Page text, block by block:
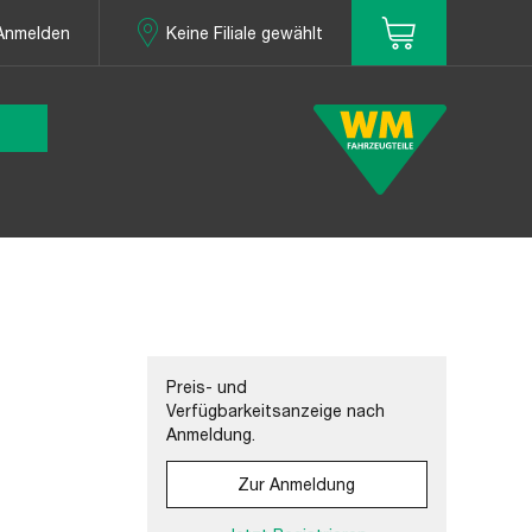
Keine Filiale gewählt
Preis- und
Verfügbarkeitsanzeige nach
Anmeldung.
Zur Anmeldung